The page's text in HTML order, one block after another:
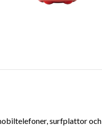
surfplattor